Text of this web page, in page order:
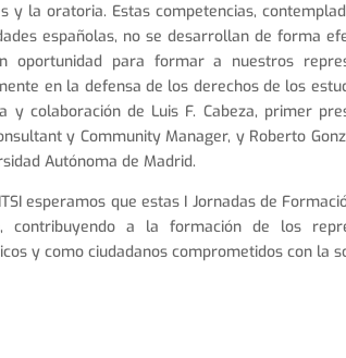
y la oratoria. Estas competencias,
españolas, no se desarrollan de forma
oportunidad para formar a nuestros
en la defensa de los derechos de los
y colaboración de Luis F. Cabeza, primer
y Community Manager, y Roberto
Autónoma de Madrid.
esperamos que estas I Jornadas de
contribuyendo a la formación de los
y como ciudadanos comprometidos con la